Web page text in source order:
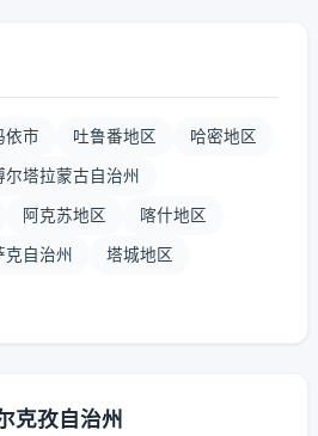
依市 吐鲁番地区 哈密地区
尔塔拉蒙古自治州
阿克苏地区 喀什地区
自治州 塔城地区
克孜自治州